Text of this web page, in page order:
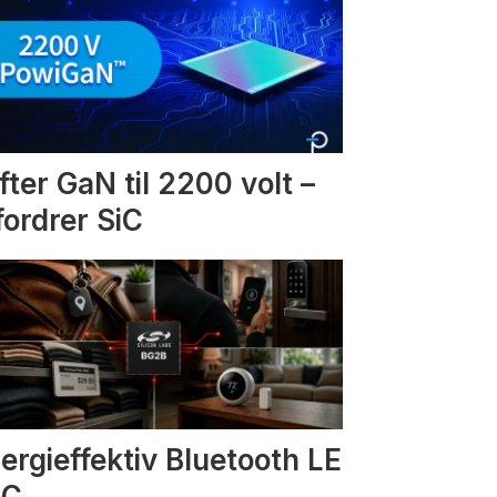
GaN til 2200 volt –
SiC
Bluetooth LE